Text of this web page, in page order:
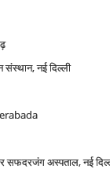
संस्थान, नई दिल्ली
सफदरजंग अस्पताल, नई